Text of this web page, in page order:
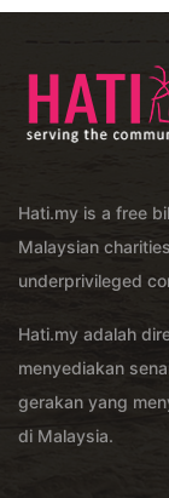
Hati.my is a free
Malaysian
underprivileged
Hati.my adalah
menyediakan
gerakan yang
di Malaysia.